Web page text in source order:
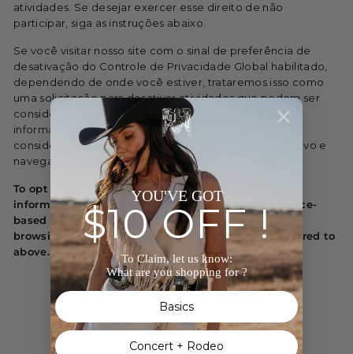
atividades. Se desejar exercer esse direito de não
participar, siga as instruções abaixo.
Se você visitar nosso site com o sinal de preferência de
desativação do Controle de Privacidade Global habilitado,
dependendo de onde você estiver, trataremos isso como
uma solicitação para desativar atividades que podem ser
consideradas uma "venda" ou "compartilhamento" de
informações pessoais ou outros usos que podem ser
considerados publicidade direcionada para o dispositivo e
navegador que você usou para visitar nosso site.
To opt out of the "sale" or "sharing" of your personal
information collected using cookies and other device-
based identifiers as described above, you must be
browsing from one of the applicable US states referred to
above.
CONTACT US
YOU'VE GOT
$10 OFF !
To Claim, let us know:
What are you shopping for ?
Basics
Concert + Rodeo